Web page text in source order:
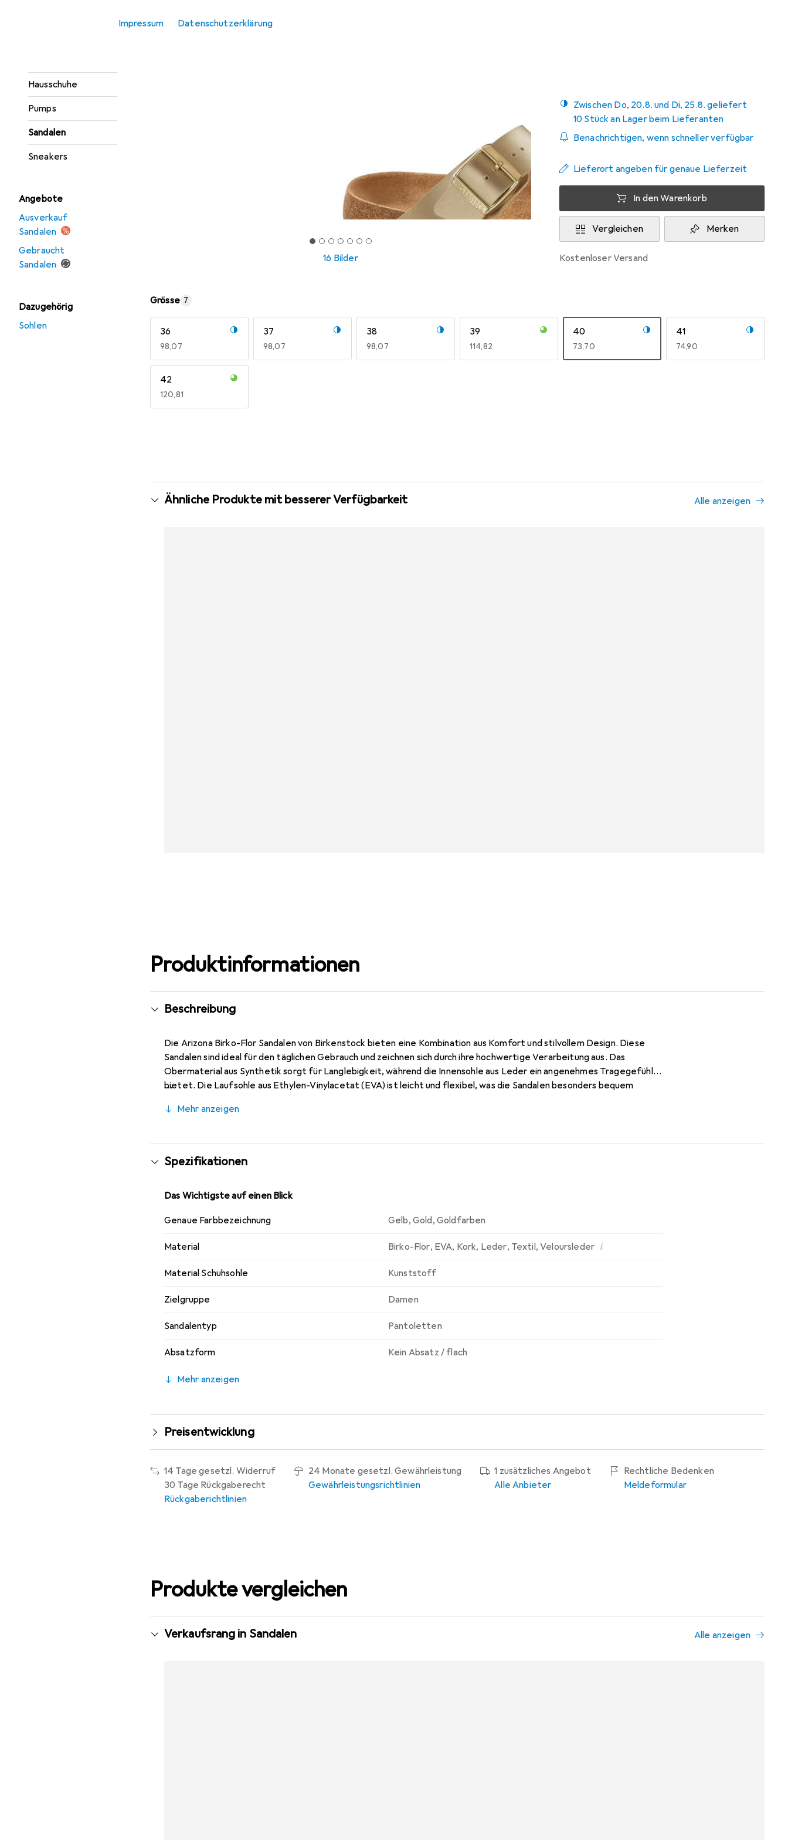
Impressum Datenschutzerklärung
Hausschuhe
Pumps
Sandalen
Sneakers
Angebote
Ausverkauf
Sandalen
Gebraucht
Sandalen
Dazugehörig
Sohlen
16 Bilder
Zwischen Do, 20.8. und Di, 25.8. geliefert
10 Stück an Lager beim Lieferanten
Benachrichtigen, wenn schneller verfügbar
Lieferort angeben für genaue Lieferzeit
In den Warenkorb
Vergleichen Merken
kostenloser Versand
Grösse 7
36
EUR
98,07
37
EUR
98,07
38
EUR
98,07
39
EUR
114,82
40
EUR
73,70
41
EUR
74,90
42
EUR
120,81
Ähnliche Produkte mit besserer Verfügbarkeit Alle anzeigen
Produktinformationen
Beschreibung
Die Arizona Birko-Flor Sandalen von Birkenstock bieten eine Kombination aus Komfort und stilvollem Design. Diese
Sandalen sind ideal für den täglichen Gebrauch und zeichnen sich durch ihre hochwertige Verarbeitung aus. Das
Obermaterial aus Synthetik sorgt für Langlebigkeit, während die Innensohle aus Leder ein angenehmes Tragegefühl
bietet. Die Laufsohle aus Ethylen-Vinylacetat (EVA) ist leicht und flexibel, was die Sandalen besonders bequem
individuelle Passform. Diese Sandalen sind nicht nur funktional, sondern auch ein modisches Accessoire, das sich
Mehr anzeigen
Spezifikationen
Das Wichtigste auf einen Blick
Genaue Farbbezeichnung Gelb, Gold, Goldfarben
Material Birko-Flor, EVA, Kork, Leder, Textil,Veloursleder i
Material Schuhsohle Kunststoff
Zielgruppe Damen
Sandalentyp Pantoletten
Absatzform Kein Absatz / flach
Mehr anzeigen
Preisentwicklung
14 Tage gesetzl. Widerruf
30 Tage Rückgaberecht
Rückgaberichtlinien
24 Monate gesetzl. Gewährleistung
Gewährleistungsrichtlinien
1 zusätzliches Angebot
Alle Anbieter
Rechtliche Bedenken
Meldeformular
Produkte vergleichen
Verkaufsrang in Sandalen Alle anzeigen